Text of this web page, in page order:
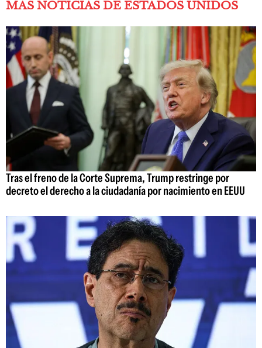
MÁS NOTICIAS DE ESTADOS UNIDOS
Tras el freno de la Corte Suprema, Trump restringe por
decreto el derecho a la ciudadanía por nacimiento en EEUU